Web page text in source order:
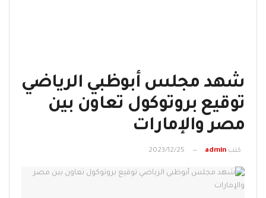
شهد مجلس أبوظبي الرياضي
توقيع بروتوكول تعاون بين
مصر والإمارات
كتب admin
2023/12/25